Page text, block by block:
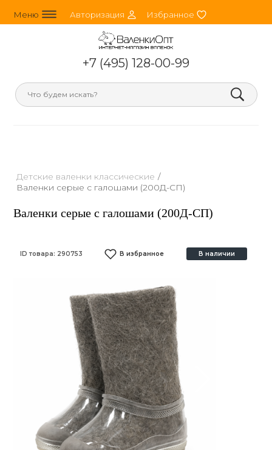
Меню line_horizontal_3 Авторизация person_round Избранное heart
+7 (495) 128-00-99
search
Детские валенки классические /
Валенки серые с галошами (200Д-СП)
Валенки серые с галошами (200Д-СП)
ID товара: 290753 В избранное В наличии